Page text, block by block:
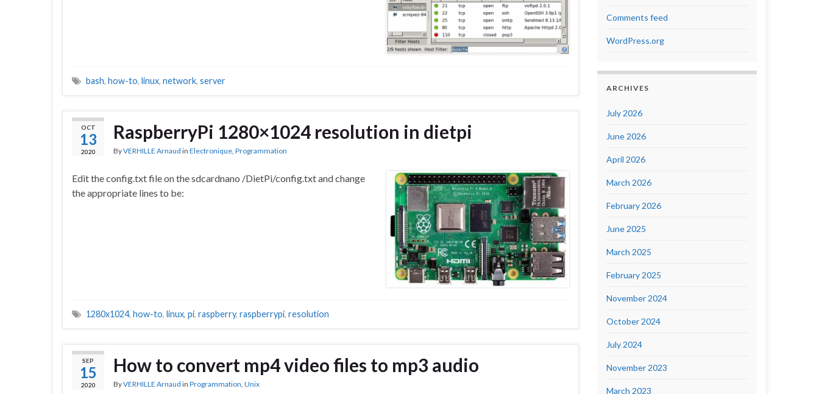
bash, how-to, linux, network, server
OCT
13
2020
RaspberryPi 1280×1024 resolution in dietpi
ByVERHILLE Arnaud in Electronique, Programmation
Edit the config.txt file on the sdcardnano /DietPi/config.txt and change
the appropriate lines to be:
1280x1024, how-to, linux, pi, raspberry, raspberrypi, resolution
SEP
15
2020
How to convert mp4 video files to mp3 audio
ByVERHILLE Arnaud in Programmation, Unix
Comments feed
WordPress.org
ARCHIVES
July 2026
June 2026
April 2026
March 2026
February 2026
June 2025
March 2025
February 2025
November 2024
October 2024
July 2024
November 2023
March 2023